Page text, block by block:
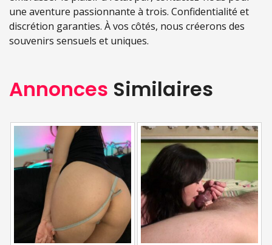
une aventure passionnante à trois. Confidentialité et
discrétion garanties. À vos côtés, nous créerons des
souvenirs sensuels et uniques.
Annonces Similaires